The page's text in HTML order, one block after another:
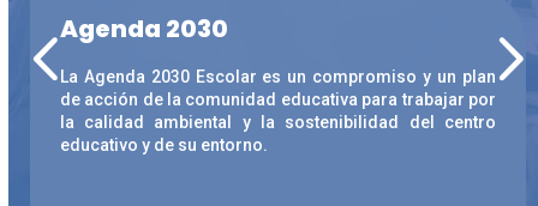
Agenda 2030
La Agenda 2030 Escolar es un compromiso y un plan
de acción de la comunidad educativa para trabajar por
la calidad ambiental y la sostenibilidad del centro
educativo y de su entorno.